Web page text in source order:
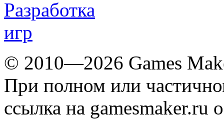
© 2010—2026 Games
При полном или
ссылка на gamesmaker.ru